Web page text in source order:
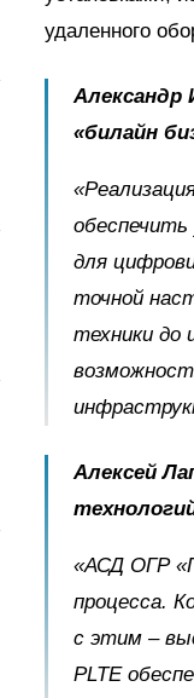
удаленного
Александр
«билайн
для
точной
техники до
Алексей
«АСД ОГР
процесса.
с этим –
PLTE